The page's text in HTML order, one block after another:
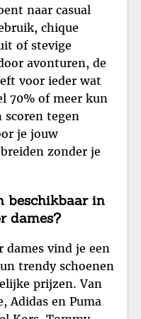
naar casual
chique
of stevige
avonturen, de
voor ieder wat
70% of meer kun
scoren tegen
je jouw
zonder je
beschikbaar in
dames?
dames vind je een
trendy schoenen
prijzen. Van
Adidas en Puma